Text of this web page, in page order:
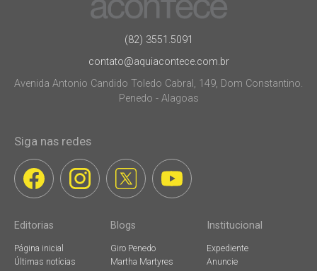
(82) 3551.5091
contato@aquiacontece.com.br
Avenida Antonio Candido Toledo Cabral, 149, Dom Constantino.
Penedo - Alagoas
Siga nas redes
Editorias
Página inicial
Últimas notícias
Blogs
Giro Penedo
Martha Martyres
Institucional
Expediente
Anuncie